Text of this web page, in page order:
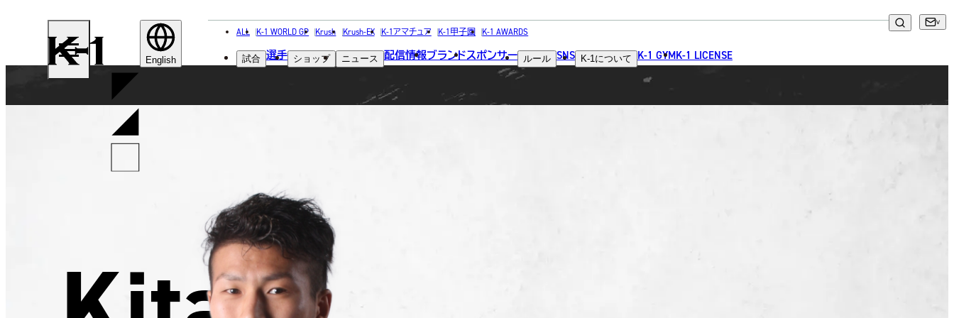
K-
1 English
ALL K-1 WORLD GP Krush Krush-EX K-1アマチュア K-1甲子園 K-1 AWARDS
試合 選手 ショップ ニュース 配信情報ブランドスポンサー ルール SNS K-1 について K-1 GYMK-1 LICENSE
FIGHTER